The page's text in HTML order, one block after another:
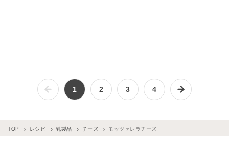
1 2 3 4
TOP レシピ 乳製品 チーズ モッツァレラチーズ